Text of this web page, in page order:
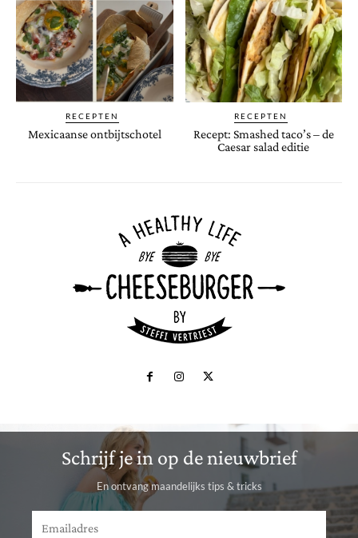
RECEPTEN
Mexicaanse ontbijtschotel
RECEPTEN
Recept: Smashed taco’s – de
Caesar salad editie
Schrijf je in op de nieuwbrief
En ontvang maandelijks tips & tricks